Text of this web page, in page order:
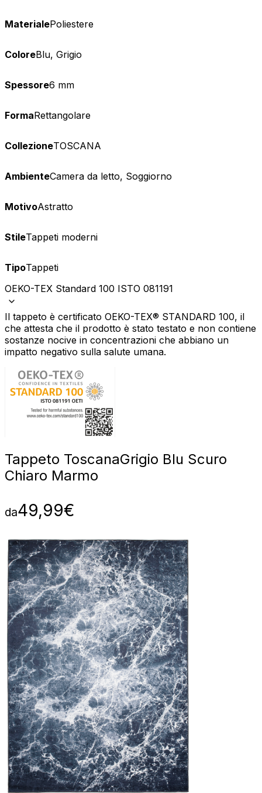
MaterialePoliestere
ColoreBlu, Grigio
Spessore6 mm
FormaRettangolare
CollezioneTOSCANA
AmbienteCamera da letto, Soggiorno
MotivoAstratto
StileTappeti moderni
TipoTappeti
OEKO-TEX Standard 100 ISTO 081191
Il tappeto è certificato OEKO-TEX® STANDARD 100, il
che attesta che il prodotto è stato testato e non contiene
sostanze nocive in concentrazioni che abbiano un
impatto negativo sulla salute umana.
Tappeto ToscanaGrigio Blu Scuro
Chiaro Marmo
da49,99€